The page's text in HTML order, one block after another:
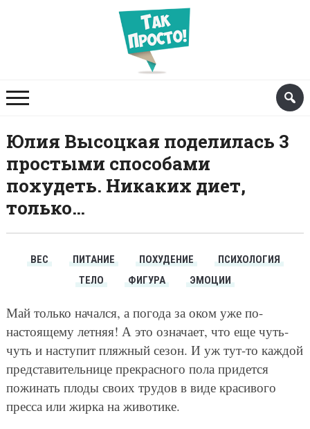
Юлия Высоцкая поделилась 3
простыми способами
похудеть. Никаких диет,
только…
ВЕС ПИТАНИЕ ПОХУДЕНИЕ
ПСИХОЛОГИЯ
ТЕЛО
ФИГУРА ЭМОЦИИ
Май только начался, а погода за оком уже по-
настоящему летняя! А это означает, что еще чуть-
чуть и наступит пляжный сезон. И уж тут-то каждой
представительнице прекрасного пола придется
пожинать плоды своих трудов в виде красивого
пресса или жирка на животике.